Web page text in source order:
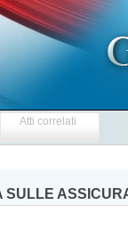
Atti correlati